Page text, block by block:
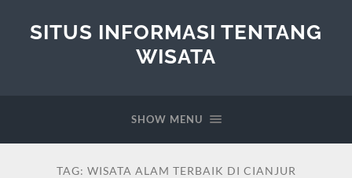
SITUS INFORMASI TENTANG
WISATA
SHOW MENU
TAG: WISATA ALAM TERBAIK DI CIANJUR